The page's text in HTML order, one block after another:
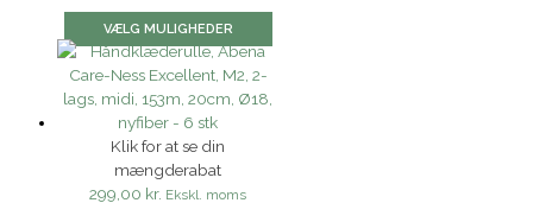
VÆLG MULIGHEDER
Klik for at se din
mængderabat
299,00 kr. Ekskl. moms